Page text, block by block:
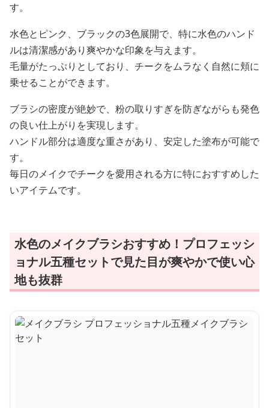
す。
水色とピンク、ブラックの3色展開で、特に水色のハンド
ルは清潔感があり爽やかな印象を与えます。
毛量がたっぷりとしており、チークをムラなく自然に頬に
乗せることができます。
ブラシの密度が絶妙で、粉の取りすぎを防ぎながらも発色
の良い仕上がりを実現します。
ハンドル部分は適度な重さがあり、安定した塗布が可能で
す。
毎日のメイクでチークを愛用される方に特におすすめした
いアイテムです。
水色のメイクブラシおすすめ！プロフェッシ
ョナル五種セットで見た目が爽やかで使い心
地も抜群